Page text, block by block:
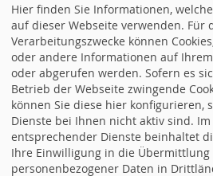
16.05.2019 Sozial – Innovativ –
28.12.2017 Die SPD wünscht ein
Jahr 2018!
30.11.2017 Haushaltsrede des
Eberhard Haug
04.03.2017 Unterstütze Martin
Hier finden Sie Informationen,
auf dieser Webseite verwenden. Für
Verarbeitungszwecke können
oder andere Informationen auf
oder abgerufen werden. Sofern es
Betrieb der Webseite zwingende
können Sie diese hier konfigurieren,
Dienste bei Ihnen nicht aktiv sind.
entsprechender Dienste beinhaltet
Ihre Einwilligung in die
personenbezogener Daten in